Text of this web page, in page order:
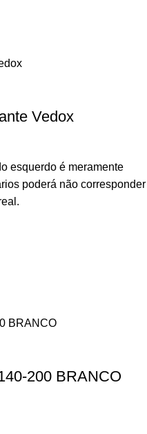
Vedox
esquerdo é meramente
poderá não corresponder
200 BRANCO